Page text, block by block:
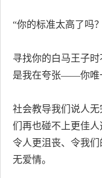
“你的标准太高了吗
寻找你的白马王子
是我在夸张——你唯
社会教导我们说人
们再也碰不上更佳
令人更沮丧、令我
无爱情。